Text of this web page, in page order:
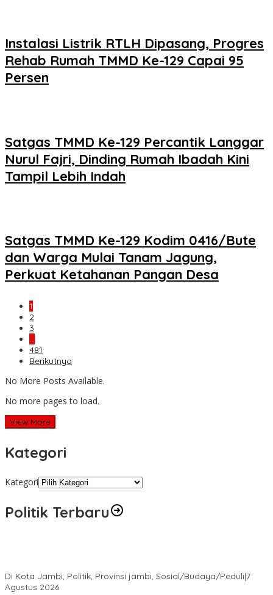
Instalasi Listrik RTLH Dipasang, Progres
Rehab Rumah TMMD Ke-129 Capai 95
Persen
Satgas TMMD Ke-129 Percantik Langgar
Nurul Fajri, Dinding Rumah Ibadah Kini
Tampil Lebih Indah
Satgas TMMD Ke-129 Kodim 0416/Bute
dan Warga Mulai Tanam Jagung,
Perkuat Ketahanan Pangan Desa
1
2
3
…
481
Berikutnya
No More Posts Available.
No more pages to load.
View More
Kategori
Kategori
Politik Terbaru
Di Kota Jambi, Politik, Provinsi jambi, Sosial/Budaya/Peduli|7
Agustus 2026